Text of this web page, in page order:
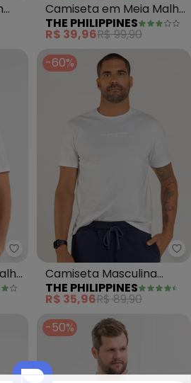
Camiseta em Meia Malha
Branco
THE PHILIPPINES
R$ 39,96R$ 99,90
The Philippines - Camiseta em
-60%
Camiseta Masculina
Algodão (Branco)
THE PHILIPPINES
R$ 35,96R$ 89,90
-50%